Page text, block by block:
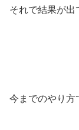
それで結果が出
今までのやり方